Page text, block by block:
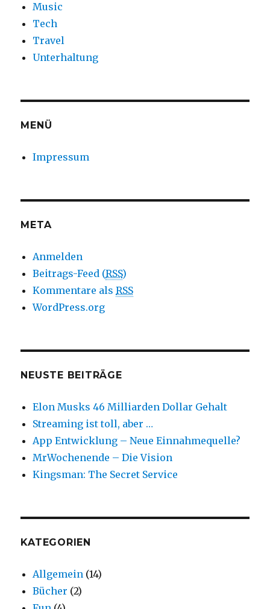
Music
Tech
Travel
Unterhaltung
MENÜ
Impressum
META
Anmelden
Beitrags-Feed (RSS)
Kommentare alsRSS
WordPress.org
NEUSTE BEITRÄGE
Elon Musks 46 Milliarden Dollar Gehalt
Streaming ist toll, aber …
App Entwicklung – Neue Einnahmequelle?
MrWochenende – Die Vision
Kingsman: The Secret Service
KATEGORIEN
Allgemein (14)
Bücher (2)